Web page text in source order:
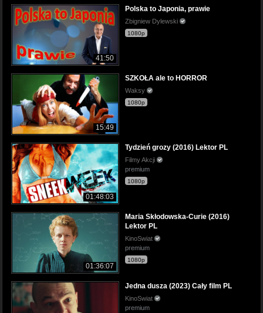
41:50
Polska to Japonia, prawie
Zbigniew Dylewski
1080p
15:49
SZKOŁA ale to HORROR
Waksy
1080p
01:48:03
Tydzień grozy (2016) Lektor PL
Filmy Akcji
premium
1080p
01:36:07
Maria Skłodowska-Curie (2016)
Lektor PL
KinoSwiat
premium
1080p
Jedna dusza (2023) Cały film PL
KinoSwiat
premium